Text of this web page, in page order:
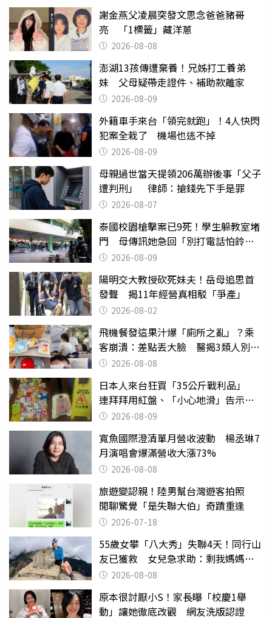
謝金燕父凌晨突發文思念爸爸豬哥
亮 「1標籤」藏洋蔥
2026-08-08
澎湖13孩傳遭棄養！兄姊打工養弟
妹 父母疑帶走證件、補助款離家
2026-08-09
外籍車手來台「領完就跑」！4人快閃
犯案全栽了 機場也逃不掉
2026-08-09
母親過世當天提領206萬辦後事「父子
遭判刑」 律師：搶錢先下手是罪
2026-08-07
泰國校園槍擊案已9死！學生躲教室堵
門 母傳訊她急回「別打電話怕鈴
響」2026-08-09
陽明交大教授砍死妹夫！岳母追思首
發聲 揭11年經營真相駁「爭產」
2026-08-02
飛機餐發這果汁爆「廁所之亂」？乘
客崩潰：差點丟大臉 醫揭3類人別亂
喝 2026-08-08
日本人來台狂買「35公斤戰利品」
連拜拜用紅盤、「小心地滑」告示牌
也帶回家
2026-08-09
寬魚國際澄清單月營收波動 楊丞琳7
月演唱會爆滿營收大漲73%
2026-08-08
旅遊變認親！陸男幫台灣遊客拍照
閒聊驚覺「是失聯大伯」奇蹟重逢
2026-07-18
55歲女攀「八大秀」失聯4天！同行山
友已獲救 女兒急求助：剩我媽媽還
沒找到
2026-08-08
原本很討厭小S！家長曝「校慶1舉
動」讓她徹底改觀 網友洗版認證